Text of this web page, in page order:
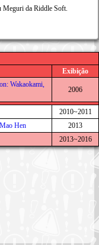
da Riddle Soft.
Exibição
Wakaokami,
2006
2010~2011
Hen
2013
2013~2016